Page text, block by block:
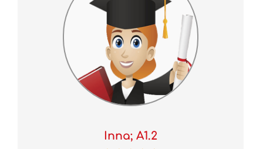
Inna; A1.2